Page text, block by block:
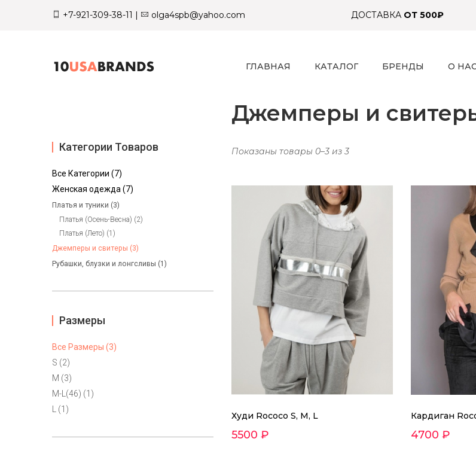
+7-921-309-38-11 | olga4spb@yahoo.com ДОСТАВКА ОТ 500₽
ГЛАВНАЯ КАТАЛОГ БРЕНДЫ О
Джемперы и
Показаны товары 0–3 из 3
Худи Rococo S, M, L
5500 ₽
Кардиган
4700 ₽
Категории Товаров
Все Категории (7)
Женская одежда (7)
Платья и туники (3)
Платья (Осень-Весна) (2)
Платья (Лето) (1)
Джемперы и свитеры (3)
Рубашки, блузки и лонгсливы (1)
Размеры
Все Размеры (3)
S (2)
M (3)
M-L(46) (1)
L (1)